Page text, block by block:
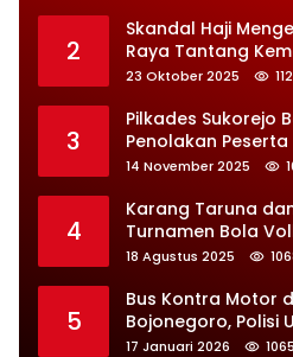
2
Skandal Haji
Raya Tantang
Soal Kontrak
23 Oktober 2025
3
Pilkades Sukorejo
Penolakan Peserta
14 November 2025
4
Karang Taruna
Turnamen Bola
Diikuti 28 Tim
18 Agustus 2025
5
Bus Kontra Motor
Bojonegoro, Polisi
Kecelakaan
17 Januari 2026